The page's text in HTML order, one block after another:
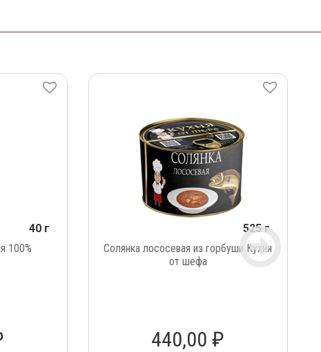
40 г
100%
525 г
Солянка лососевая из горбуши Кухня
от шефа
440,00 ₽